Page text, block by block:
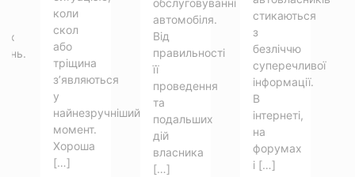
виїзді
коли
скол
або
тріщина
з’являються
у
найнезручніший
момент.
Хороша
[…]
обслуговуванні
автомобіля.
Від
правильності
її
проведення
та
подальших
дій
власника
[…]
вигадка?
стикаються
з
безліччю
суперечливої
інформації.
В
інтернеті,
на
форумах
і […]